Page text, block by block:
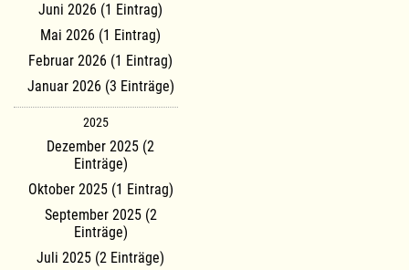
Juni 2026 (1 Eintrag)
Mai 2026 (1 Eintrag)
Februar 2026 (1 Eintrag)
Januar 2026 (3 Einträge)
2025
Dezember 2025 (2
Einträge)
Oktober 2025 (1 Eintrag)
September 2025 (2
Einträge)
Juli 2025 (2 Einträge)